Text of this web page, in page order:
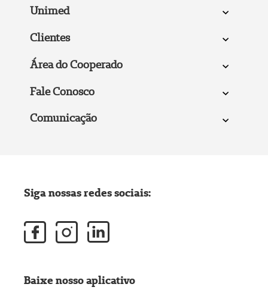
Unimed
Clientes
Área do Cooperado
Fale Conosco
Comunicação
Siga nossas redes sociais:
Baixe nosso aplicativo